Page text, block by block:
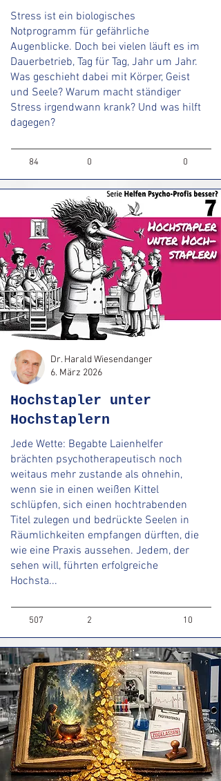
Stress ist ein biologisches
Notprogramm für gefährliche
Augenblicke. Doch bei vielen läuft es im
Dauerbetrieb, Tag für Tag, Jahr um Jahr.
Was geschieht dabei mit Körper, Geist
und Seele? Warum macht ständiger
Stress irgendwann krank? Und was hilft
dagegen?
84 0 0
Dr. Harald Wiesendanger
6. März 2026
Hochstapler unter
Hochstaplern
Jede Wette: Begabte Laienhelfer
brächten psychotherapeutisch noch
weitaus mehr zustande als ohnehin,
wenn sie in einen weißen Kittel
schlüpfen, sich einen hochtrabenden
Titel zulegen und bedrückte Seelen in
Räumlichkeiten empfangen dürften, die
wie eine Praxis aussehen. Jedem, der
sehen will, führten erfolgreiche
Hochsta...
507 2 10